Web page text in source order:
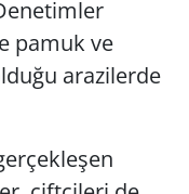
pamuk ve
arazilerde